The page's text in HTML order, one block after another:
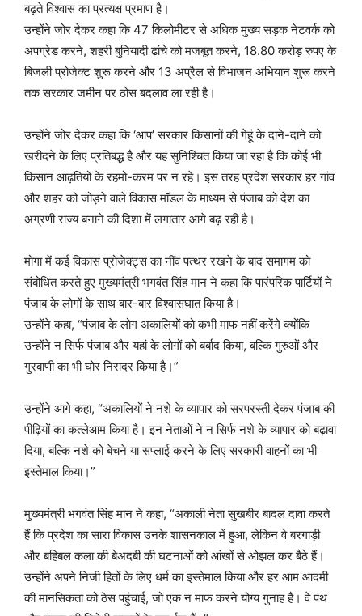
बढ़ते विश्वास का प्रत्यक्ष प्रमाण है।
उन्होंने जोर देकर कहा कि 47 किलोमीटर से अधिक मुख्य सड़क नेटवर्क को
अपग्रेड करने, शहरी बुनियादी ढांचे को मजबूत करने, 18.80 करोड़ रुपए के
बिजली प्रोजेक्ट शुरू करने और 13 अप्रैल से विभाजन अभियान शुरू करने
तक सरकार जमीन पर ठोस बदलाव ला रही है।
उन्होंने जोर देकर कहा कि ‘आप’ सरकार किसानों की गेहूं के दाने-दाने को
खरीदने के लिए प्रतिबद्ध है और यह सुनिश्चित किया जा रहा है कि कोई भी
किसान आढ़तियों के रहमो-करम पर न रहे। इस तरह प्रदेश सरकार हर गांव
और शहर को जोड़ने वाले विकास मॉडल के माध्यम से पंजाब को देश का
अग्रणी राज्य बनाने की दिशा में लगातार आगे बढ़ रही है।
मोगा में कई विकास प्रोजेक्ट्स का नींव पत्थर रखने के बाद समागम को
संबोधित करते हुए मुख्यमंत्री भगवंत सिंह मान ने कहा कि पारंपरिक पार्टियों ने
पंजाब के लोगों के साथ बार-बार विश्वासघात किया है।
उन्होंने कहा, “पंजाब के लोग अकालियों को कभी माफ नहीं करेंगे क्योंकि
उन्होंने न सिर्फ पंजाब और यहां के लोगों को बर्बाद किया, बल्कि गुरुओं और
गुरबाणी का भी घोर निरादर किया है।”
उन्होंने आगे कहा, “अकालियों ने नशे के व्यापार को सरपरस्ती देकर पंजाब की
पीढ़ियों का कत्लेआम किया है। इन नेताओं ने न सिर्फ नशे के व्यापार को बढ़ावा
दिया, बल्कि नशे को बेचने या सप्लाई करने के लिए सरकारी वाहनों का भी
इस्तेमाल किया।”
मुख्यमंत्री भगवंत सिंह मान ने कहा, “अकाली नेता सुखबीर बादल दावा करते
हैं कि प्रदेश का सारा विकास उनके शासनकाल में हुआ, लेकिन वे बरगाड़ी
और बहिबल कला की बेअदबी की घटनाओं को आंखों से ओझल कर बैठे हैं।
उन्होंने अपने निजी हितों के लिए धर्म का इस्तेमाल किया और हर आम आदमी
की मानसिकता को ठेस पहुंचाई, जो एक न माफ करने योग्य गुनाह है। वे पंथ